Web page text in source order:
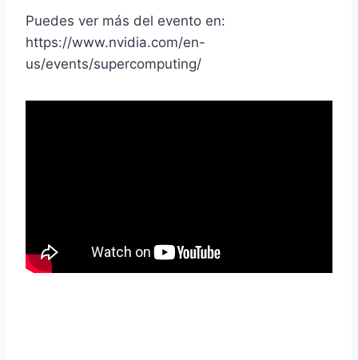
Puedes ver más del evento en:
https://www.nvidia.com/en-
us/events/supercomputing/